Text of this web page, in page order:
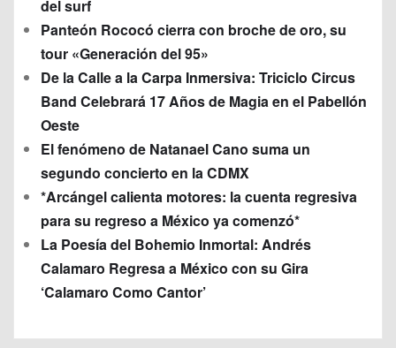
del surf
Panteón Rococó cierra con broche de oro, su
tour «Generación del 95»
De la Calle a la Carpa Inmersiva: Triciclo Circus
Band Celebrará 17 Años de Magia en el Pabellón
Oeste
El fenómeno de Natanael Cano suma un
segundo concierto en la CDMX
*Arcángel calienta motores: la cuenta regresiva
para su regreso a México ya comenzó*
La Poesía del Bohemio Inmortal: Andrés
Calamaro Regresa a México con su Gira
‘Calamaro Como Cantor’